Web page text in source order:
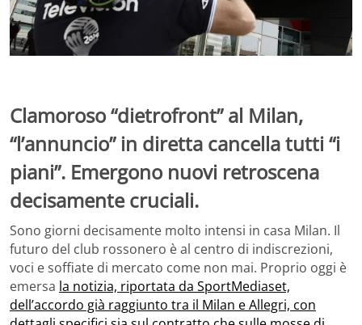
Clamoroso “dietrofront” al Milan,
“l’annuncio” in diretta cancella tutti “i
piani”. Emergono nuovi retroscena
decisamente cruciali.
Sono giorni decisamente molto intensi in casa Milan. Il
futuro del club rossonero è al centro di indiscrezioni,
voci e soffiate di mercato come non mai. Proprio oggi è
emersa la notizia, riportata da SportMediaset,
dell’accordo già raggiunto tra il Milan e Allegri, con